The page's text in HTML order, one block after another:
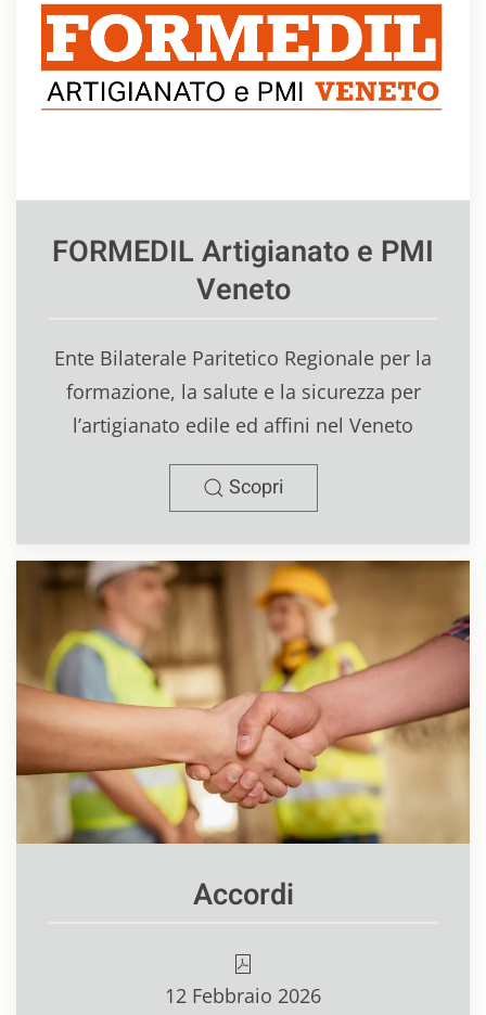
FORMEDIL Artigianato e PMI
Veneto
Ente Bilaterale Paritetico Regionale per la
formazione, la salute e la sicurezza per
l’artigianato edile ed affini nel Veneto
Scopri
Accordi
12 Febbraio 2026